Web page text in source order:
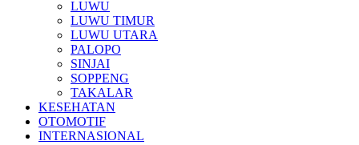
LUWU
LUWU TIMUR
LUWU UTARA
PALOPO
SINJAI
SOPPENG
TAKALAR
KESEHATAN
OTOMOTIF
INTERNASIONAL